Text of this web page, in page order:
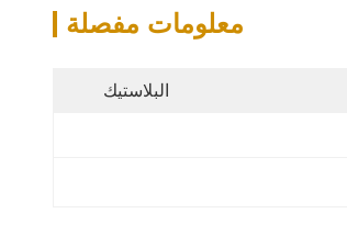
معلومات مفصلة
البلاستيك